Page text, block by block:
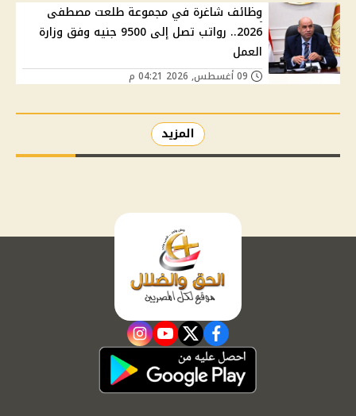
وظائف شاغرة في مجموعة طلعت مصطفى
2026.. رواتب تصل إلى 9500 جنيه وفق وزارة
العمل
المزيد
facebook
twitter
youtube
instagram